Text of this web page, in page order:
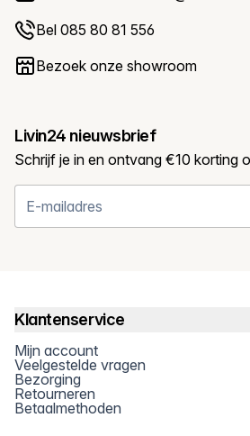
Bel 085 80 81 556
Bezoek onze showroom
Livin24 nieuwsbrief
Schrijf je in en ontvang €10 korting
Klantenservice
Mijn account
Veelgestelde vragen
Bezorging
Retourneren
Betaalmethoden